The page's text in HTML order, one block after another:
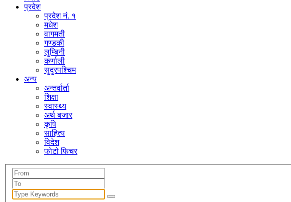
प्रदेश
प्रदेश नं. १
मधेश
वागमती
गण्डकी
लुम्बिनी
कर्णाली
सुदुरपश्चिम
अन्य
अन्तर्वार्ता
शिक्षा
स्वास्थ्य
अर्थ बजार
कृषि
साहित्य
विदेश
फोटो फिचर